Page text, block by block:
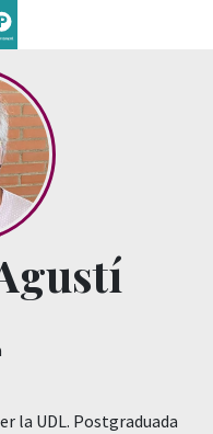
la UDL. Postgraduada